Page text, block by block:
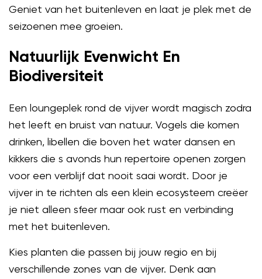
Geniet van het buitenleven en laat je plek met de
seizoenen mee groeien.
Natuurlijk Evenwicht En
Biodiversiteit
Een loungeplek rond de vijver wordt magisch zodra
het leeft en bruist van natuur. Vogels die komen
drinken, libellen die boven het water dansen en
kikkers die s avonds hun repertoire openen zorgen
voor een verblijf dat nooit saai wordt. Door je
vijver in te richten als een klein ecosysteem creëer
je niet alleen sfeer maar ook rust en verbinding
met het buitenleven.
Kies planten die passen bij jouw regio en bij
verschillende zones van de vijver. Denk aan